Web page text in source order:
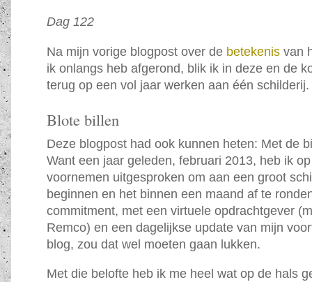
Dag 122
Na mijn vorige blogpost over de betekenis van
ik onlangs heb afgerond, blik ik in deze en de
terug op een vol jaar werken aan één schilderij.
Blote billen
Deze blogpost had ook kunnen heten: Met de
Want een jaar geleden, februari 2013, heb ik
voornemen uitgesproken om aan een groot
beginnen en het binnen een maand af te
commitment, met een virtuele opdrachtgever
Remco) en een dagelijkse update van mijn
blog, zou dat wel moeten gaan lukken.
Met die belofte heb ik me heel wat op de hals